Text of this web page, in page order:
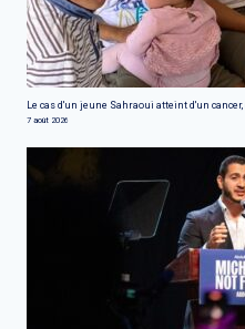
Le cas d'un jeune Sahraoui atteint d'un
7 août 2026